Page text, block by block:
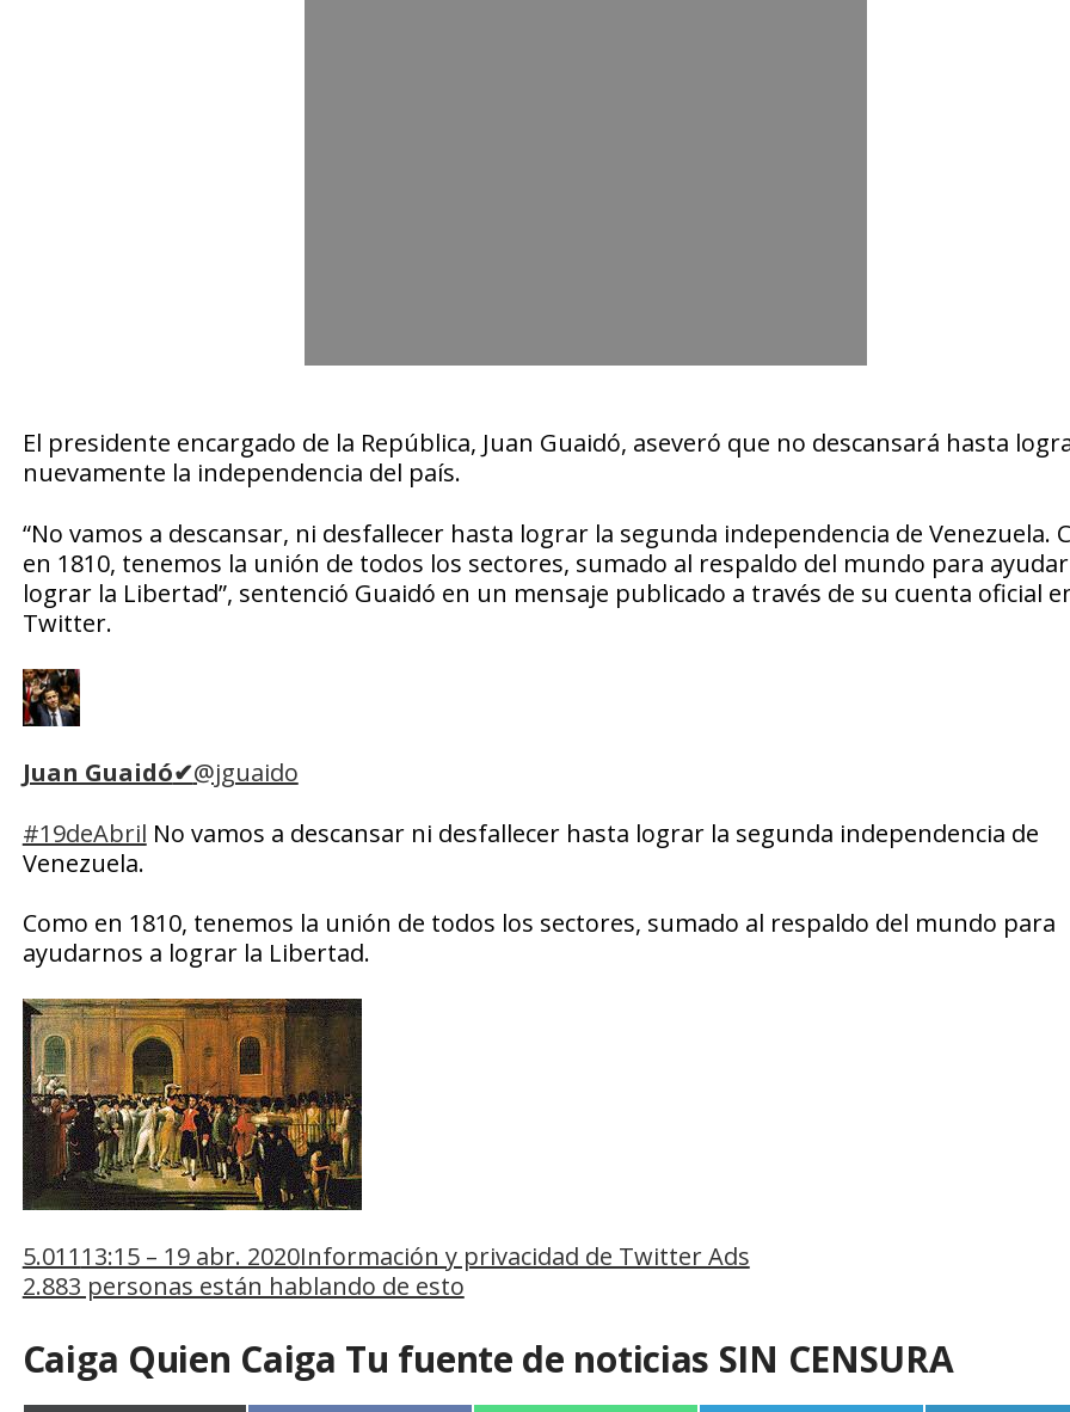
El presidente encargado de la República, Juan Guaidó, aseveró que no descansará hasta
nuevamente la independencia del país.
“No vamos a descansar, ni desfallecer hasta lograr la segunda independencia de Venezuela.
en 1810, tenemos la unión de todos los sectores, sumado al respaldo del mundo para
lograr la Libertad”, sentenció Guaidó en un mensaje publicado a través de su cuenta oficial
Twitter.
Juan Guaidó✔@jguaido
#19deAbril No vamos a descansar ni desfallecer hasta lograr la segunda independencia de
Venezuela.
Como en 1810, tenemos la unión de todos los sectores, sumado al respaldo del mundo para
ayudarnos a lograr la Libertad.
5.01113:15 – 19 abr. 2020Información y privacidad de Twitter Ads
2.883 personas están hablando de esto
Caiga Quien Caiga Tu fuente de noticias SIN CENSURA